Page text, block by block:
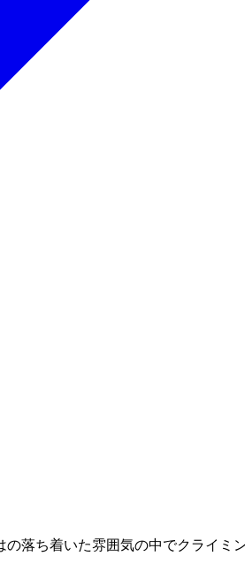
落ち着いた雰囲気の中でクライミ